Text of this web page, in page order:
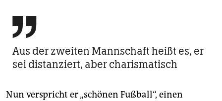

Aus der zweiten Mannschaft heißt es, er
sei distanziert, aber charismatisch
Nun verspricht er „schönen Fußball“, einen